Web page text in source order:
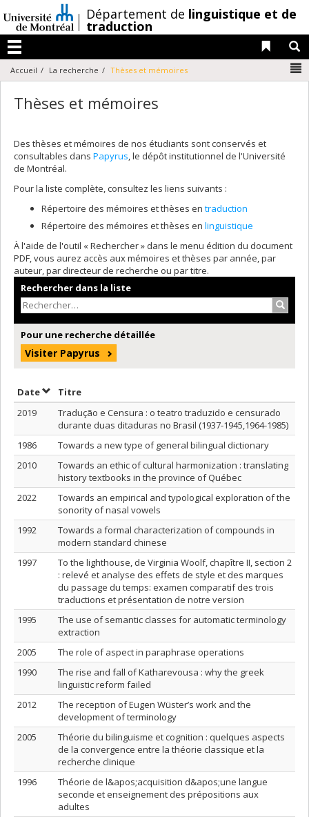
au
contenu
/Département de linguistique et de
traduction
Menu
Liens
Accueil La recherche Thèses et mémoires
Thèses et mémoires
Des thèses et mémoires de nos étudiants sont conservés et
consultables dans Papyrus, le dépôt institutionnel de l'Université
de Montréal.
Pour la liste complète, consultez les liens suivants :
Répertoire des mémoires et thèses en traduction
Répertoire des mémoires et thèses en linguistique
À l'aide de l'outil « Rechercher » dans le menu édition du document
PDF, vous aurez accès aux mémoires et thèses par année, par
auteur, par directeur de recherche ou par titre.
Rechercher dans la liste
Pour une recherche détaillée
Visiter Papyrus
DateTrier par date en ordre décroissant
Titre
2019
Tradução e Censura : o teatro traduzido e censurado
durante duas ditaduras no Brasil (1937-1945,1964-1985)
1986
Towards a new type of general bilingual dictionary
2010
Towards an ethic of cultural harmonization : translating
history textbooks in the province of Québec
2022
Towards an empirical and typological exploration of the
sonority of nasal vowels
1992
Towards a formal characterization of compounds in
modern standard chinese
1997
To the lighthouse, de Virginia Woolf, chapître II, section 2
: relevé et analyse des effets de style et des marques
du passage du temps: examen comparatif des trois
traductions et présentation de notre version
1995
The use of semantic classes for automatic terminology
extraction
2005
The role of aspect in paraphrase operations
1990
The rise and fall of Katharevousa : why the greek
linguistic reform failed
2012
The reception of Eugen Wüster’s work and the
development of terminology
2005
Théorie du bilinguisme et cognition : quelques aspects
de la convergence entre la théorie classique et la
recherche clinique
1996
Théorie de l&apos;acquisition d&apos;une langue
seconde et enseignement des prépositions aux
adultes